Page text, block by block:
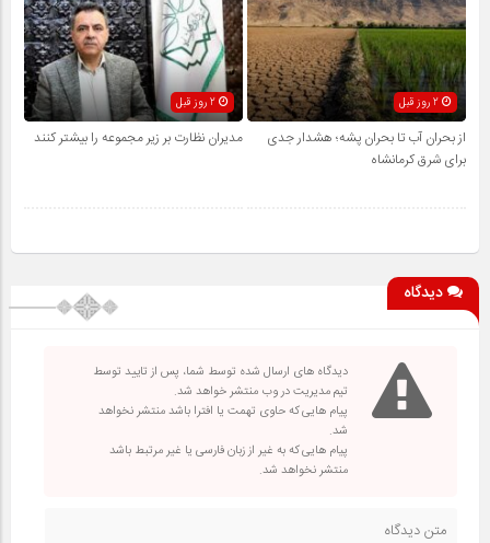
2 روز قبل
از بحران آب تا بحران پشه؛ هشدار جدی
برای شرق کرمانشاه
مدیران نظارت بر زیر مجموعه را بیشتر کنند
دیدگاه
دیدگاه های ارسال شده توسط شما، پس از تایید توسط
تیم مدیریت در وب منتشر خواهد شد.
پیام هایی که حاوی تهمت یا افترا باشد منتشر نخواهد
شد.
پیام هایی که به غیر از زبان فارسی یا غیر مرتبط باشد
منتشر نخواهد شد.